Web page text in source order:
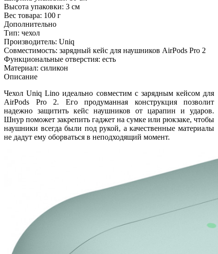
Высота упаковки: 3 см
Вес товара: 100 г
Дополнительно
Тип: чехол
Производитель: Uniq
Совместимость: зарядный кейс для наушников AirPods Pro 2
Функциональные отверстия: есть
Материал: силикон
Описание
Чехол Uniq Lino идеально совместим с зарядным кейсом для
AirPods Pro 2. Его продуманная конструкция позволит
надежно защитить кейс наушников от царапин и ударов.
Шнур поможет закрепить гаджет на сумке или рюкзаке, чтобы
наушники всегда были под рукой, а качественные материалы
не дадут ему оборваться в неподходящий момент.